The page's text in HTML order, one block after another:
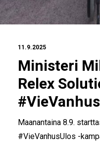
11.9.2025
Ministeri
Relex
Maanantaina 8.9.
#VieVanhusUlos -